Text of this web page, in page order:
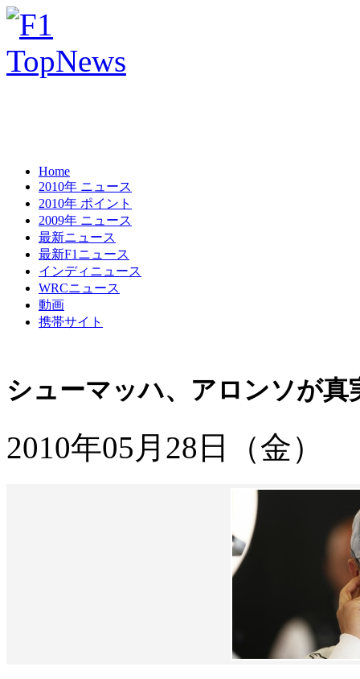
Home
2010年 ニュース
2010年 ポイント
2009年 ニュース
最新ニュース
最新F1ニュース
インディニュース
WRCニュース
動画
携帯サイト
シューマッハ、アロンソが
2010年05月28日（金）